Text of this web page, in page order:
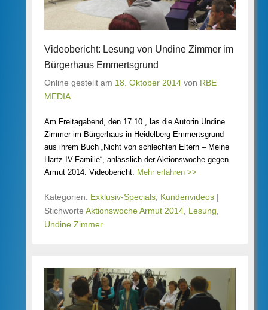
Videobericht: Lesung von Undine Zimmer im
Bürgerhaus Emmertsgrund
Online gestellt am 18. Oktober 2014 von RBE
MEDIA
Am Freitagabend, den 17.10., las die Autorin Undine
Zimmer im Bürgerhaus in Heidelberg-Emmertsgrund
aus ihrem Buch „Nicht von schlechten Eltern – Meine
Hartz-IV-Familie“, anlässlich der Aktionswoche gegen
Armut 2014. Videobericht: Mehr erfahren >>
Kategorien: Exklusiv-Specials Kundenvideos |
Stichworte Aktionswoche Armut 2014 Lesung
Undine Zimmer